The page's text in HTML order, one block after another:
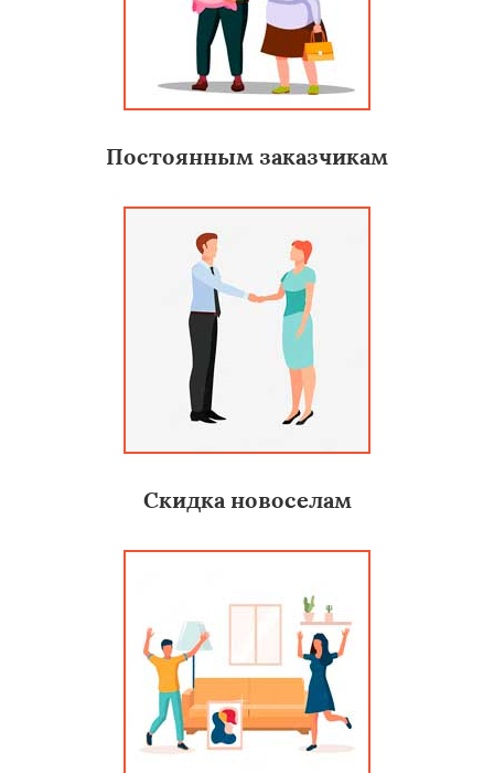
Постоянным заказчикам
Скидка новоселам